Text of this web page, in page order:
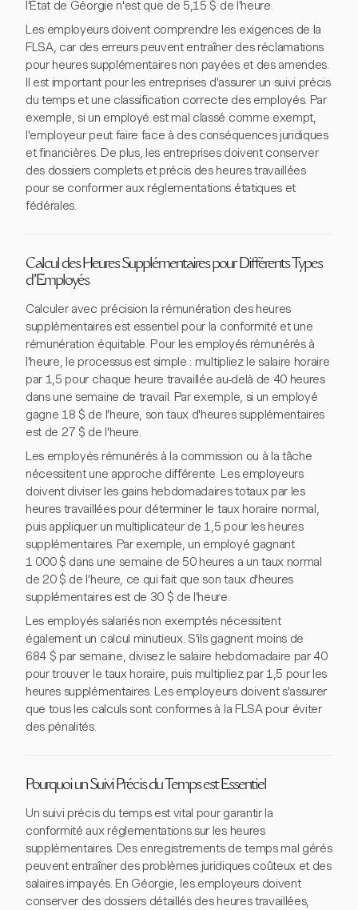
l'État de Géorgie n'est que de 5,15 $ de l'heure.
Les employeurs doivent comprendre les exigences de la
FLSA, car des erreurs peuvent entraîner des réclamations
pour heures supplémentaires non payées et des amendes.
Il est important pour les entreprises d'assurer un suivi précis
du temps et une classification correcte des employés. Par
exemple, si un employé est mal classé comme exempt,
l'employeur peut faire face à des conséquences juridiques
et financières. De plus, les entreprises doivent conserver
des dossiers complets et précis des heures travaillées
pour se conformer aux réglementations étatiques et
fédérales.
Calcul des Heures Supplémentaires pour Différents Types
d'Employés
Calculer avec précision la rémunération des heures
supplémentaires est essentiel pour la conformité et une
rémunération équitable. Pour les employés rémunérés à
l'heure, le processus est simple : multipliez le salaire horaire
par 1,5 pour chaque heure travaillée au-delà de 40 heures
dans une semaine de travail. Par exemple, si un employé
gagne 18 $ de l'heure, son taux d'heures supplémentaires
est de 27 $ de l'heure.
Les employés rémunérés à la commission ou à la tâche
nécessitent une approche différente. Les employeurs
doivent diviser les gains hebdomadaires totaux par les
heures travaillées pour déterminer le taux horaire normal,
puis appliquer un multiplicateur de 1,5 pour les heures
supplémentaires. Par exemple, un employé gagnant
1 000 $ dans une semaine de 50 heures a un taux normal
de 20 $ de l'heure, ce qui fait que son taux d'heures
supplémentaires est de 30 $ de l'heure.
Les employés salariés non exemptés nécessitent
également un calcul minutieux. S'ils gagnent moins de
684 $ par semaine, divisez le salaire hebdomadaire par 40
pour trouver le taux horaire, puis multipliez par 1,5 pour les
heures supplémentaires. Les employeurs doivent s'assurer
que tous les calculs sont conformes à la FLSA pour éviter
des pénalités.
Pourquoi un Suivi Précis du Temps est Essentiel
Un suivi précis du temps est vital pour garantir la
conformité aux réglementations sur les heures
supplémentaires. Des enregistrements de temps mal gérés
peuvent entraîner des problèmes juridiques coûteux et des
salaires impayés. En Géorgie, les employeurs doivent
conserver des dossiers détaillés des heures travaillées,